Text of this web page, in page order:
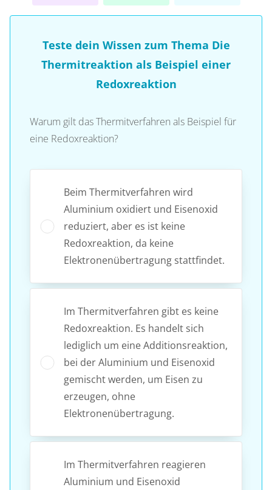
Teste dein Wissen zum Thema Die
Thermitreaktion als Beispiel einer
Redoxreaktion
Warum gilt das Thermitverfahren als Beispiel für
eine Redoxreaktion?
Beim Thermitverfahren wird
Aluminium oxidiert und Eisenoxid
reduziert, aber es ist keine
Redoxreaktion, da keine
Elektronenübertragung stattfindet.
Im Thermitverfahren gibt es keine
Redoxreaktion. Es handelt sich
lediglich um eine Additionsreaktion,
bei der Aluminium und Eisenoxid
gemischt werden, um Eisen zu
erzeugen, ohne
Elektronenübertragung.
Im Thermitverfahren reagieren
Aluminium und Eisenoxid